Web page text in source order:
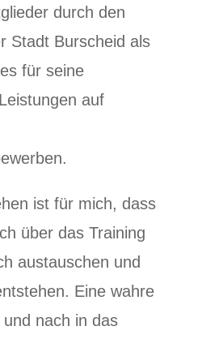
durch den
Stadt Burscheid als
für seine
auf
ist für mich, dass
über das Training
austauschen und
Eine wahre
nach in das